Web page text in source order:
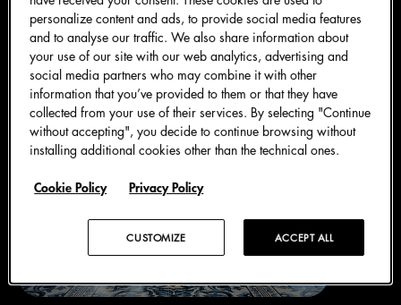
personalize content and ads, to provide social media features
and to analyse our traffic. We also share information about
your use of our site with our web analytics, advertising and
social media partners who may combine it with other
information that you’ve provided to them or that they have
collected from your use of their services. By selecting "Continue
without accepting", you decide to continue browsing without
installing additional cookies other than the technical ones.
Cookie Policy Privacy Policy
ACCEPT ALL
CUSTOMIZE